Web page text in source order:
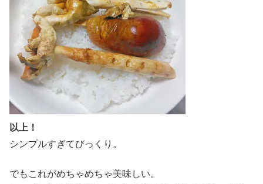
以上！
シンプルすぎてびっくり。
でもこれがめちゃめちゃ美味しい。